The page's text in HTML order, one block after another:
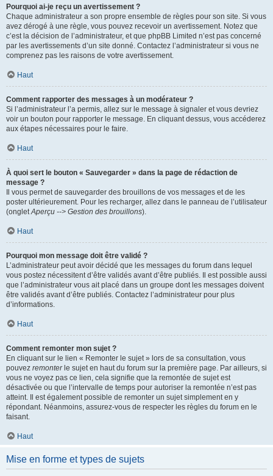
Pourquoi ai-je reçu un avertissement ?
Chaque administrateur a son propre ensemble de règles pour son site. Si vous
avez dérogé à une règle, vous pouvez recevoir un avertissement. Notez que
c’est la décision de l’administrateur, et que phpBB Limited n’est pas concerné
par les avertissements d’un site donné. Contactez l’administrateur si vous ne
comprenez pas les raisons de votre avertissement.
Haut
Comment rapporter des messages à un modérateur ?
Si l’administrateur l’a permis, allez sur le message à signaler et vous devriez
voir un bouton pour rapporter le message. En cliquant dessus, vous accéderez
aux étapes nécessaires pour le faire.
Haut
À quoi sert le bouton « Sauvegarder » dans la page de rédaction de
message ?
Il vous permet de sauvegarder des brouillons de vos messages et de les
poster ultérieurement. Pour les recharger, allez dans le panneau de l’utilisateur
(ongletAperçu --> Gestion des brouillons).
Haut
Pourquoi mon message doit être validé ?
L’administrateur peut avoir décidé que les messages du forum dans lequel
vous postez nécessitent d’être validés avant d’être publiés. Il est possible aussi
que l’administrateur vous ait placé dans un groupe dont les messages doivent
être validés avant d’être publiés. Contactez l’administrateur pour plus
d’informations.
Haut
Comment remonter mon sujet ?
En cliquant sur le lien « Remonter le sujet » lors de sa consultation, vous
pouvez remonterle sujet en haut du forum sur la première page. Par ailleurs, si
vous ne voyez pas ce lien, cela signifie que la remontée de sujet est
désactivée ou que l’intervalle de temps pour autoriser la remontée n’est pas
atteint. Il est également possible de remonter un sujet simplement en y
répondant. Néanmoins, assurez-vous de respecter les règles du forum en le
faisant.
Haut
Mise en forme et types de sujets